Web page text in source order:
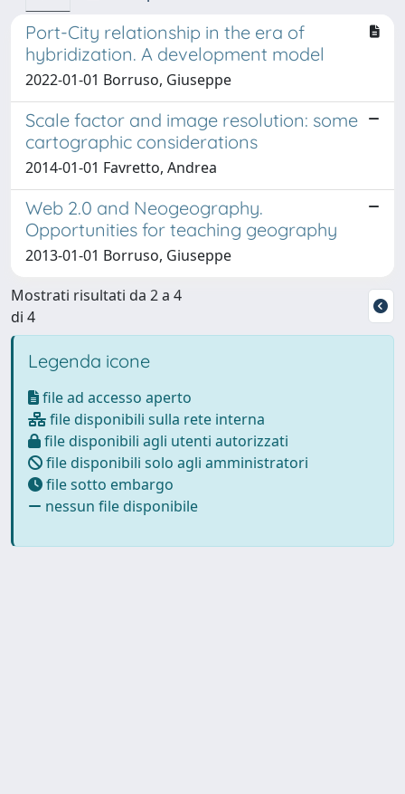
Port-City relationship in the era of
hybridization. A development model
2022-01-01 Borruso, Giuseppe
Scale factor and image resolution: some
cartographic considerations
2014-01-01 Favretto, Andrea
Web 2.0 and Neogeography.
Opportunities for teaching geography
2013-01-01 Borruso, Giuseppe
Mostrati risultati da 2 a 4
di 4
Legenda icone
file ad accesso aperto
file disponibili sulla rete interna
file disponibili agli utenti autorizzati
file disponibili solo agli amministratori
file sotto embargo
nessun file disponibile